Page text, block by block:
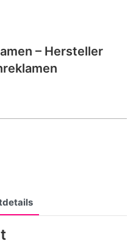
– Hersteller